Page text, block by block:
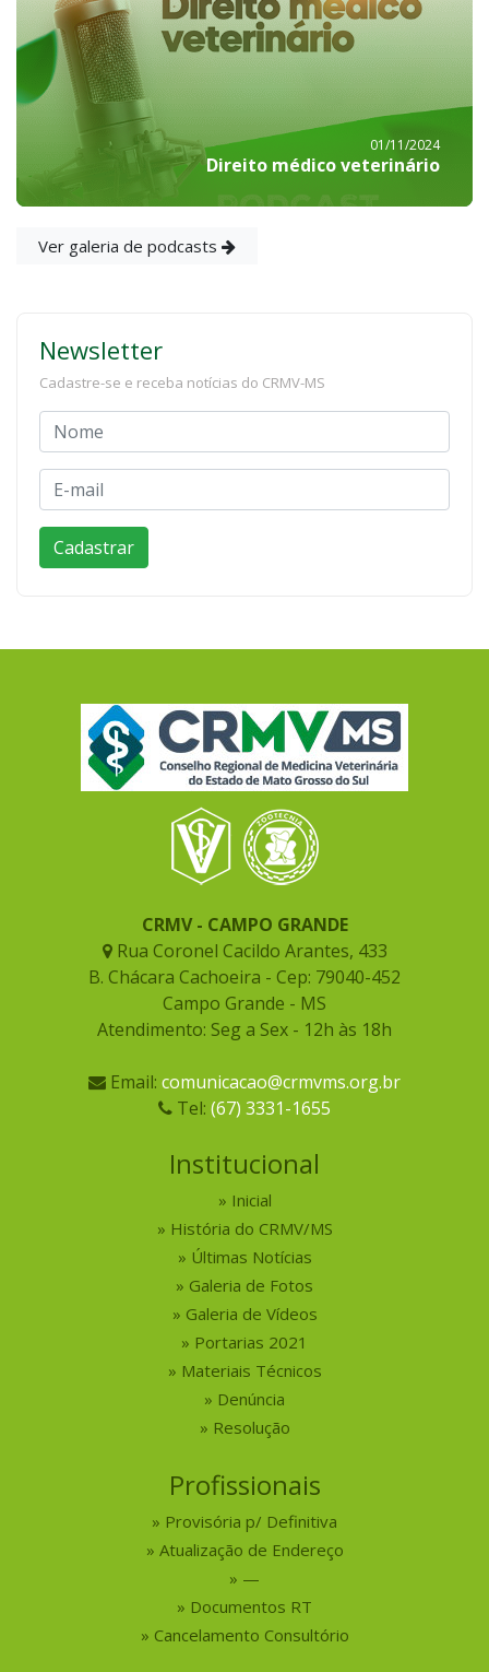
01/11/2024
Direito médico veterinário
Ver galeria de podcasts
Newsletter
Cadastre-se e receba notícias do CRMV-MS
CRMV - CAMPO GRANDE
Rua Coronel Cacildo Arantes, 433
B. Chácara Cachoeira - Cep: 79040-452
Campo Grande - MS
Atendimento: Seg a Sex - 12h às 18h
Email: comunicacao@crmvms.org.br
Tel: (67) 3331-1655
Institucional
Inicial
História do CRMV/MS
Últimas Notícias
Galeria de Fotos
Galeria de Vídeos
Portarias 2021
Materiais Técnicos
Denúncia
Resolução
Profissionais
Provisória p/ Definitiva
Atualização de Endereço
—
Documentos RT
Cancelamento Consultório